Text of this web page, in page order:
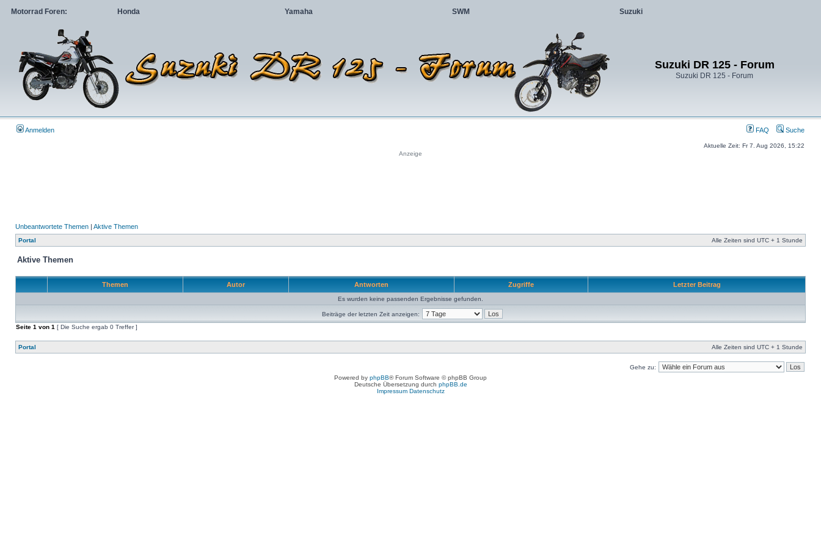
Motorrad Foren: Honda Yamaha SWM Suzuki
Suzuki DR 125 - Forum
Suzuki DR 125 - Forum
Anmelden FAQ Suche
Aktuelle Zeit: Fr 7. Aug 2026, 15:22
Anzeige
Unbeantwortete Themen | Aktive Themen
Portal Alle Zeiten sind UTC + 1 Stunde
Aktive Themen
Themen Autor Antworten Zugriffe Letzter Beitrag
Es wurden keine passenden Ergebnisse gefunden.
Beiträge der letzten Zeit anzeigen:
Seite 1 von 1 [ Die Suche ergab 0 Treffer ]
Portal Alle Zeiten sind UTC + 1 Stunde
Gehe zu:
Powered by phpBB® Forum Software © phpBB Group
Deutsche Übersetzung durch phpBB.de
Impressum Datenschutz